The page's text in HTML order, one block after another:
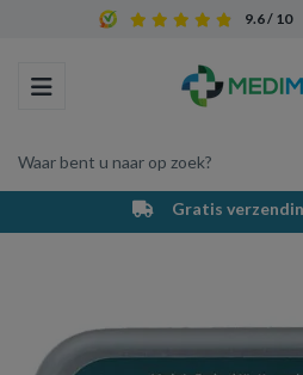
9.6 / 10
Toggle navigation
Waar bent u naar op zoek?
Winkelwagen
Uw
Vul hem met
Gratis